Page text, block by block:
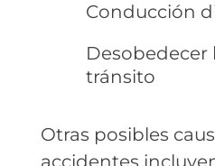
Conducción
Desobedecer
tránsito
Otras posibles
accidentes